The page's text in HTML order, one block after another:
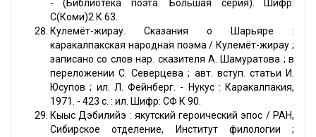
- (Библиотека поэта. Большая серия). Шифр:
С(Коми)2 К 63.
Кулемёт-жирау. Сказания о Шарьяре :
каракалпакская народная поэма / Кулемёт-жирау ;
записано со слов нар. сказителя А. Шамуратова ; в
переложении С. Северцева ; авт. вступ. статьи И.
Юсупов ; ил. Л. Фейнберг. - Нукус : Каракалпакия,
1971. - 423 с. : ил. Шифр: СФ К 90.
Кыыс Дэбилийэ : якутский героический эпос / РАН,
Сибирское отделение, Институт филологии ;